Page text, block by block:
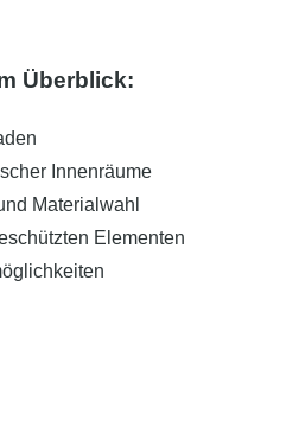
Überblick:
Innenräume
Materialwahl
Elementen